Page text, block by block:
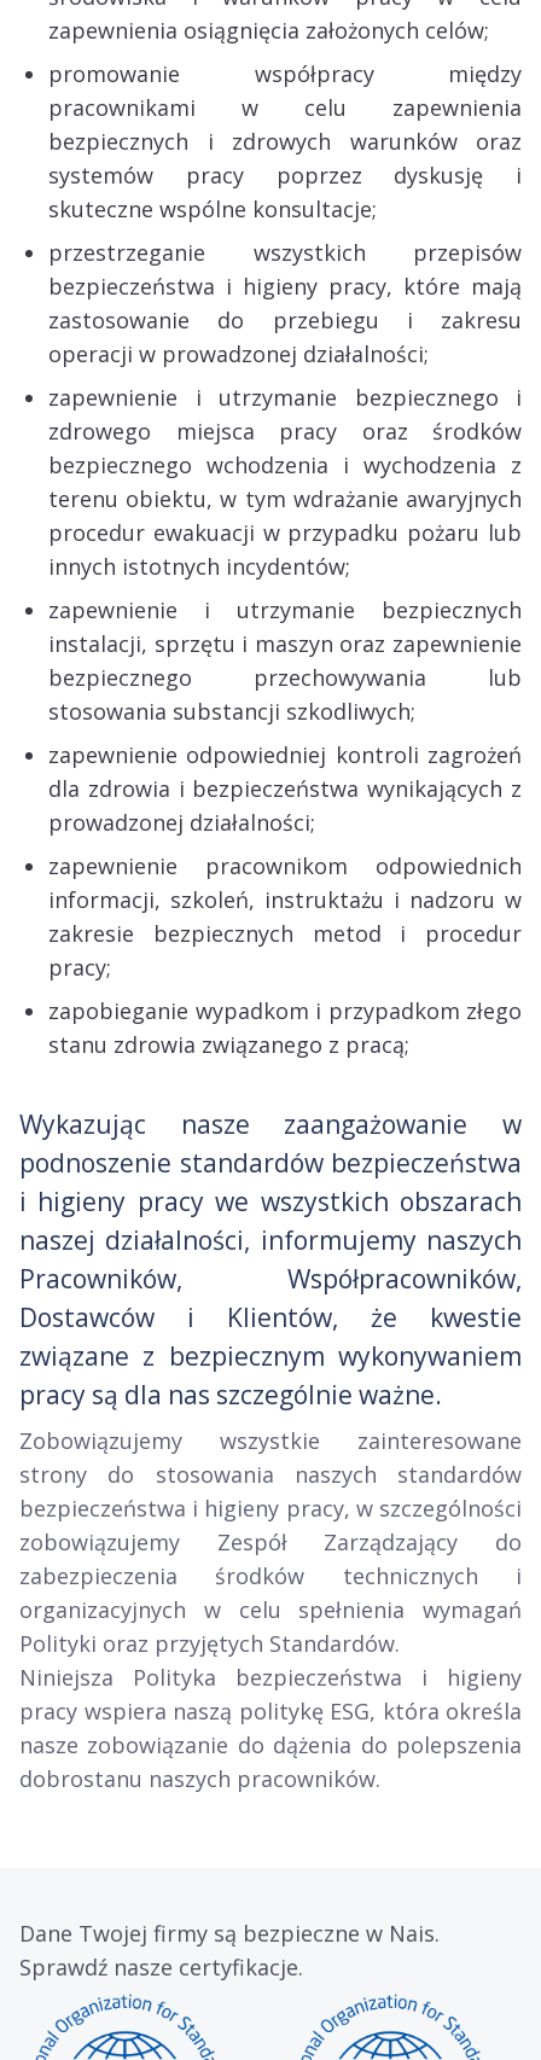
zapewnienia osiągnięcia założonych celów;
promowanie współpracy między
pracownikami w celu zapewnienia
bezpiecznych i zdrowych warunków oraz
systemów pracy poprzez dyskusję i
skuteczne wspólne konsultacje;
przestrzeganie wszystkich przepisów
bezpieczeństwa i higieny pracy, które mają
zastosowanie do przebiegu i zakresu
operacji w prowadzonej działalności;
zapewnienie i utrzymanie bezpiecznego i
zdrowego miejsca pracy oraz środków
bezpiecznego wchodzenia i wychodzenia z
terenu obiektu, w tym wdrażanie awaryjnych
procedur ewakuacji w przypadku pożaru lub
innych istotnych incydentów;
zapewnienie i utrzymanie bezpiecznych
instalacji, sprzętu i maszyn oraz zapewnienie
bezpiecznego przechowywania lub
stosowania substancji szkodliwych;
zapewnienie odpowiedniej kontroli zagrożeń
dla zdrowia i bezpieczeństwa wynikających z
prowadzonej działalności;
zapewnienie pracownikom odpowiednich
informacji, szkoleń, instruktażu i nadzoru w
zakresie bezpiecznych metod i procedur
pracy;
zapobieganie wypadkom i przypadkom złego
stanu zdrowia związanego z pracą;
Wykazując nasze zaangażowanie w
podnoszenie standardów bezpieczeństwa
i higieny pracy we wszystkich obszarach
naszej działalności, informujemy naszych
Pracowników, Współpracowników,
Dostawców i Klientów, że kwestie
związane z bezpiecznym wykonywaniem
pracy są dla nas szczególnie ważne.
Zobowiązujemy wszystkie zainteresowane
strony do stosowania naszych standardów
bezpieczeństwa i higieny pracy, w szczególności
zobowiązujemy Zespół Zarządzający do
zabezpieczenia środków technicznych i
organizacyjnych w celu spełnienia wymagań
Polityki oraz przyjętych Standardów.
Niniejsza Polityka bezpieczeństwa i higieny
pracy wspiera naszą politykę ESG, która określa
nasze zobowiązanie do dążenia do polepszenia
dobrostanu naszych pracowników.
Dane Twojej firmy są bezpieczne w Nais.
Sprawdź nasze certyfikacje.